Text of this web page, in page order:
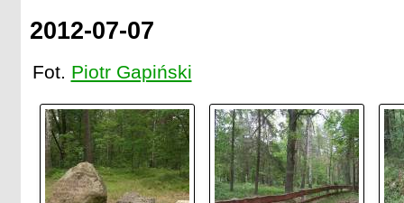
2012-07-07
Fot. Piotr Gapiński